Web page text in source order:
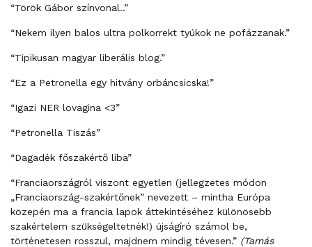
“Török Gábor színvonal..”
“Nekem ilyen balos ultra polkorrekt tyúkok ne pofázzanak.”
“Tipikusan magyar liberális blog.”
“Ez a Petronella egy hitvány orbáncsicska!”
“Igazi NER lovagina <3”
“Petronella Tiszás”
“Dagadék főszakértő liba”
“Franciaországról viszont egyetlen (jellegzetes módon
„Franciaország-szakértőnek” nevezett – mintha Európa
közepén ma a francia lapok áttekintéséhez különösebb
szakértelem szükségeltetnék!) újságíró számol be,
történetesen rosszul, majdnem mindig tévesen.” (Tamás